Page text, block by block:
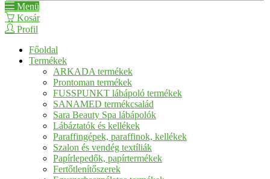
Menü
Kosár
Profil
Főoldal
Termékek
ARKADA termékek
Prontoman termékek
FUSSPUNKT lábápoló termékek
SANAMED termékcsalád
Sara Beauty Spa lábápolók
Lábáztatók és kellékek
Paraffingépek, paraffinok, kellékek
Szalon és vendég textíliák
Papírlepedők, papírtermékek
Fertőtlenítőszerek